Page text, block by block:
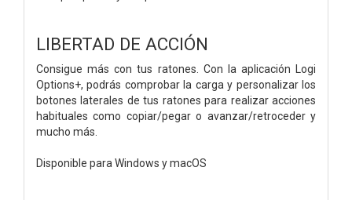
LIBERTAD DE ACCIÓN
Consigue más con tus ratones. Con la aplicación Logi
Options+, podrás comprobar la carga y personalizar los
botones laterales de tus ratones para realizar acciones
habituales como copiar/pegar o avanzar/retroceder y
mucho más.
Disponible para Windows y macOS